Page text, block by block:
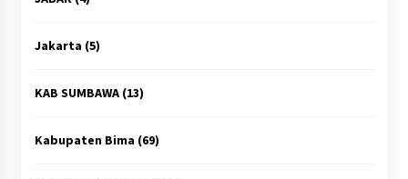
Jakarta (5)
KAB SUMBAWA(13)
Kabupaten Bima (69)